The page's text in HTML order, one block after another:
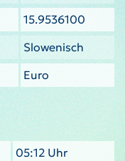
15.9536100
Slowenisch
Euro
05:12 Uhr